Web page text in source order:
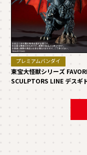
プレミアムバンダイ
東宝大怪獣シリーズ
SCULPTORS LINE デスギ